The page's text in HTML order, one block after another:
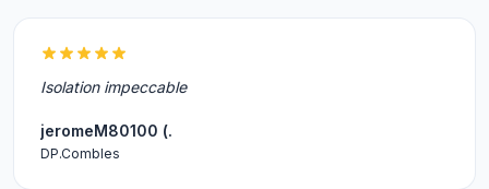
Isolation impeccable
jeromeM80100 (.
DP.Combles